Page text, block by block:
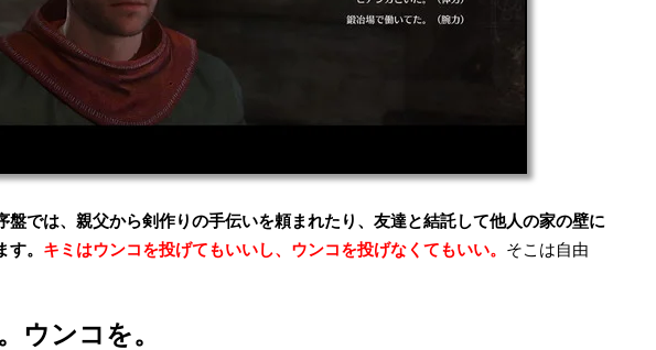
盤では、親父から剣作りの手伝いを頼まれたり、友達と結託して他人の家の壁に
。 キミはウンコを投げてもいいし、ウンコを投げなくてもいい。 そこは自由
ウンコを。